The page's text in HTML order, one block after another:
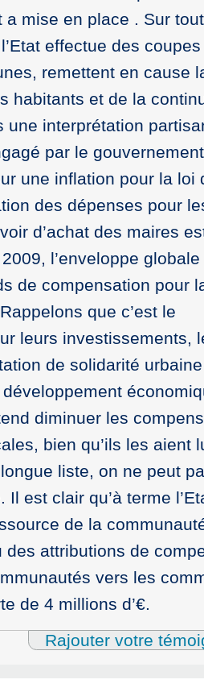
a mise en place . Sur
effectue des
remettent en cause
habitants et de la
interprétation
par le
une inflation pour la loi
des dépenses pour
d’achat des maires
l’enveloppe globale
de compensation pour
que c’est le
leurs investissements,
de solidarité
diminuer les
bien qu’ils les aient
liste, on ne peut
est clair qu’à terme
de la
attributions de
vers les
de 4 millions d’€.
Rajouter votre